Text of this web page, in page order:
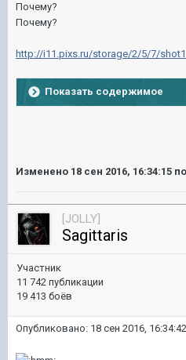
Почему?
Почему?
http://i11.pixs.ru/storage/2/5/7/
Показать содержимое
Изменено 18 сен 2016, 16:34:15
[JOLLY]
Sagittaris
Участник
11 742 публикации
19 413 боёв
Опубликовано: 18 сен 2016, 16:34:42